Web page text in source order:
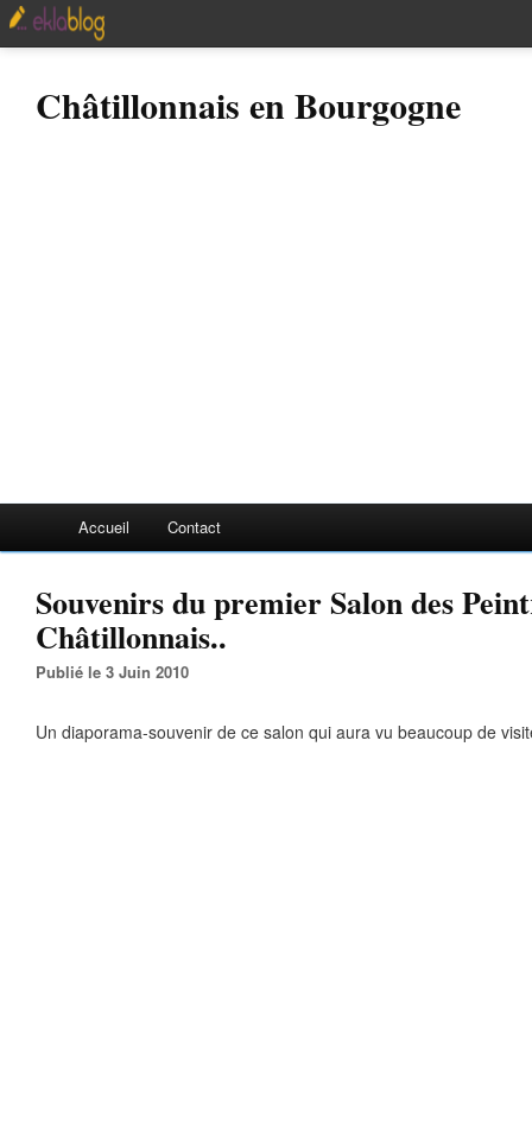
Châtillonnais en Bourgogne
Accueil Contact
Souvenirs du premier Salon des
Châtillonnais..
Publié le 3 Juin 2010
Un diaporama-souvenir de ce salon qui aura vu beaucoup de